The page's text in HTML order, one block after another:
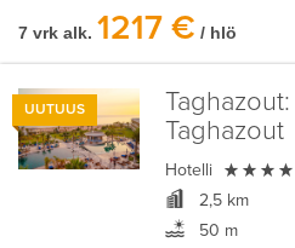
7 vrk alk. 1217 € / hlö
UUTUUS Taghazout:
Taghazout
Hotelli 
2,5 km
50 m